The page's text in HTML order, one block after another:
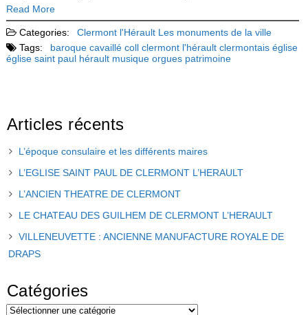
Read More
Categories: Clermont l'Hérault Les monuments de la ville
Tags:
baroque cavaillé coll clermont l'hérault clermontais église
église saint paul hérault musique orgues patrimoine
Articles récents
L’époque consulaire et les différents maires
L’EGLISE SAINT PAUL DE CLERMONT L’HERAULT
L’ANCIEN THEATRE DE CLERMONT
LE CHATEAU DES GUILHEM DE CLERMONT L’HERAULT
VILLENEUVETTE : ANCIENNE MANUFACTURE ROYALE DE
DRAPS
Catégories